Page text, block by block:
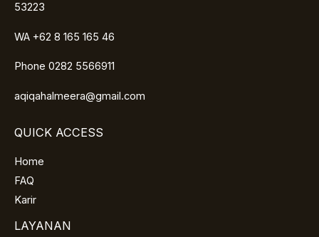
53223
WA +62 8 165 165 46
Phone 0282 5566911
aqiqahalmeera@gmail.com
QUICK ACCESS
Home
FAQ
Karir
LAYANAN